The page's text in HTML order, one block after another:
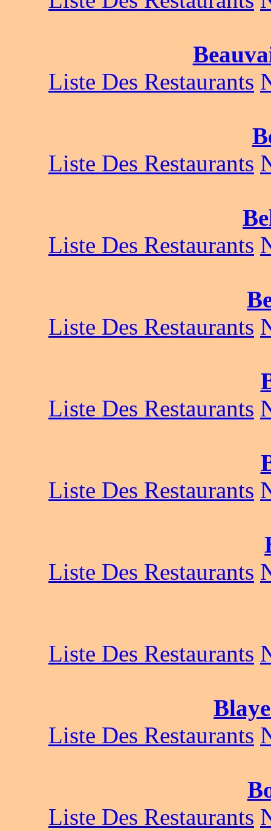
Liste Des Restaurants
Liste Des Restaurants
Liste Des Restaurants
Liste Des Restaurants
Liste Des Restaurants
Liste Des Restaurants
Liste Des Restaurants
Liste Des Restaurants
Liste Des Restaurants
Liste Des Restaurants